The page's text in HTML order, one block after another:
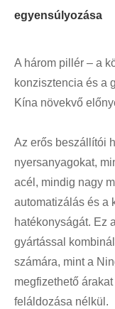
egyensúlyozása
A három pillér – a
konzisztencia és a
Kína növekvő
Az erős beszállítói
nyersanyagokat,
acél, mindig nagy
automatizálás és a
hatékonyságát. Ez
gyártással
számára, mint a
megfizethető
feláldozása nélkül.